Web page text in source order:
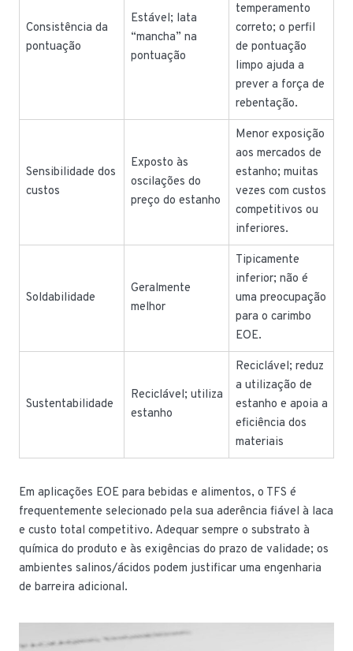
Consistência da
pontuação
Estável; lata
“mancha” na
pontuação
temperamento
correto; o perfil
de pontuação
limpo ajuda a
prever a força de
rebentação.
Sensibilidade dos
custos
Exposto às
oscilações do
preço do estanho
Menor exposição
aos mercados de
estanho; muitas
vezes com custos
competitivos ou
inferiores.
Soldabilidade
Geralmente
melhor
Tipicamente
inferior; não é
uma preocupação
para o carimbo
EOE.
Sustentabilidade
Reciclável; utiliza
estanho
Reciclável; reduz
a utilização de
estanho e apoia a
eficiência dos
materiais
Em aplicações EOE para bebidas e alimentos, o TFS é
frequentemente selecionado pela sua aderência fiável à laca
e custo total competitivo. Adequar sempre o substrato à
química do produto e às exigências do prazo de validade; os
ambientes salinos/ácidos podem justificar uma engenharia
de barreira adicional.